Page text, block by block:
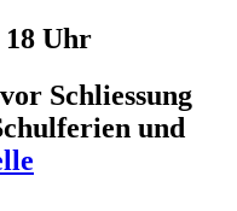
18 Uhr
Schliessung
und